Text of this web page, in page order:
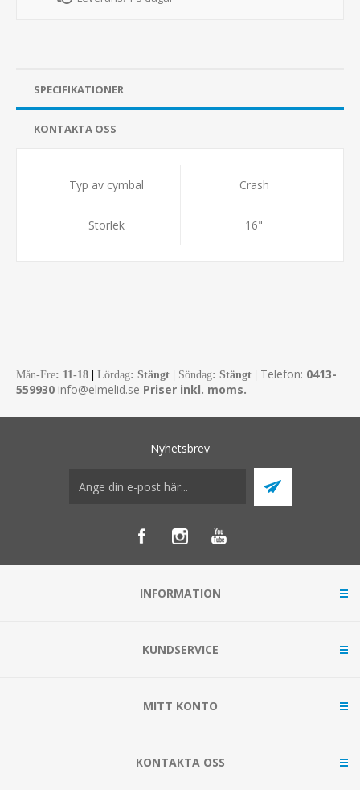
SPECIFIKATIONER
KONTAKTA OSS
Typ av cymbal Crash
Storlek 16"
Mån-Fre: 11-18 Lördag: Stängt Söndag: Stängt Telefon: 0413-
559930 info@elmelid.se Priser inkl. moms.
Nyhetsbrev
INFORMATION
KUNDSERVICE
MITT KONTO
KONTAKTA OSS